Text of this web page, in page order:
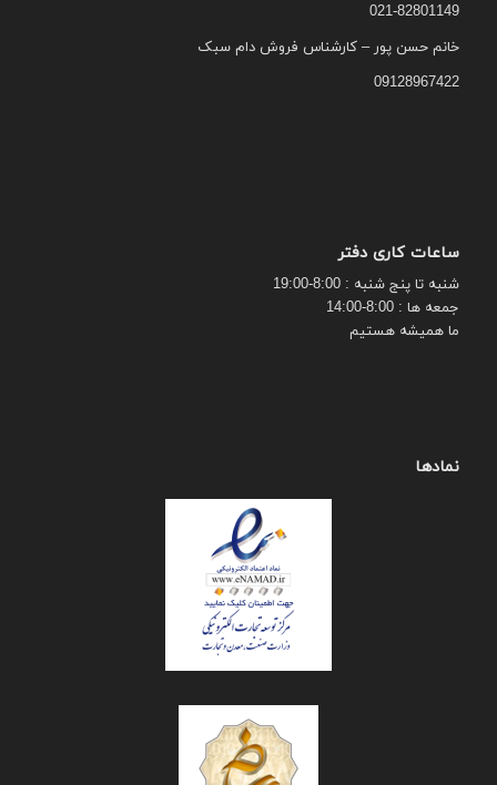
021-82801149
خانم حسن پور – کارشناس فروش دام سبک
09128967422
ساعات کاری دفتر
شنبه تا پنج شنبه : 8:00-19:00
جمعه ها : 8:00-14:00
ما همیشه هستیم
نمادها